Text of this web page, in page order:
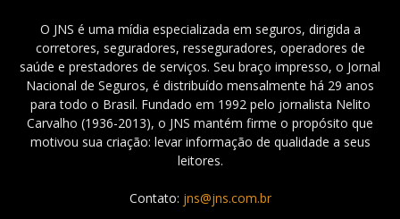
O JNS é uma mídia especializada em seguros, dirigida a
corretores, seguradores, resseguradores, operadores de
saúde e prestadores de serviços. Seu braço impresso, o Jornal
Nacional de Seguros, é distribuído mensalmente há 29 anos
para todo o Brasil. Fundado em 1992 pelo jornalista Nelito
Carvalho (1936-2013), o JNS mantém firme o propósito que
motivou sua criação: levar informação de qualidade a seus
leitores.
Contato: jns@jns.com.br